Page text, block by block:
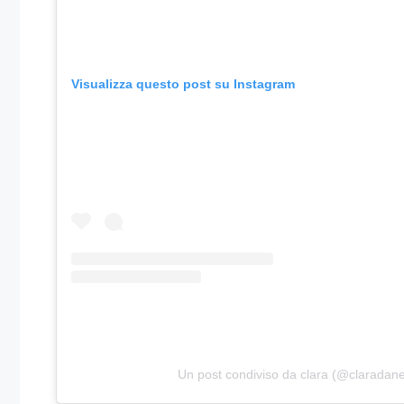
Visualizza questo post su Instagram
Un post condiviso da clara